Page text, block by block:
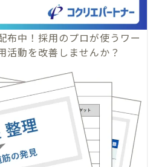
布中！採用のプロが使うワー
活動を改善しませんか？